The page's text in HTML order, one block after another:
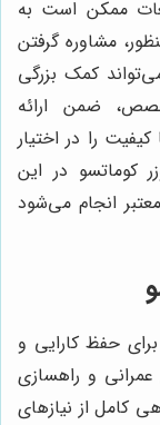
ممکن است به
مشاوره گرفتن
کمک بزرگی
ضمن ارائه
را در اختیار
کوماتسو در این
انجام می‌شود
حفظ کارایی و
و راهسازی
کامل از نیازهای